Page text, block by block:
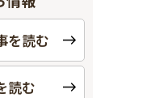
を読む
読む